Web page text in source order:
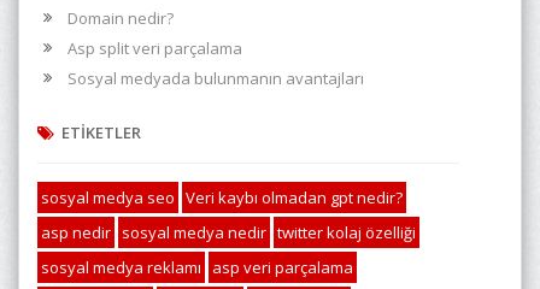
Domain nedir?
Asp split veri parçalama
Sosyal medyada bulunmanın avantajları
ETİKETLER
sosyal medya seo Veri kaybı olmadan gpt nedir?
asp nedir sosyal medya nedir twitter kolaj özelliği
sosyal medya reklamı
asp veri parçalama